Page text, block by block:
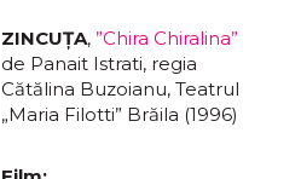
ZINCUŢA, ”Chira Chiralina”
de Panait Istrati, regia
Cătălina Buzoianu, Teatrul
„Maria Filotti” Brăila (1996)